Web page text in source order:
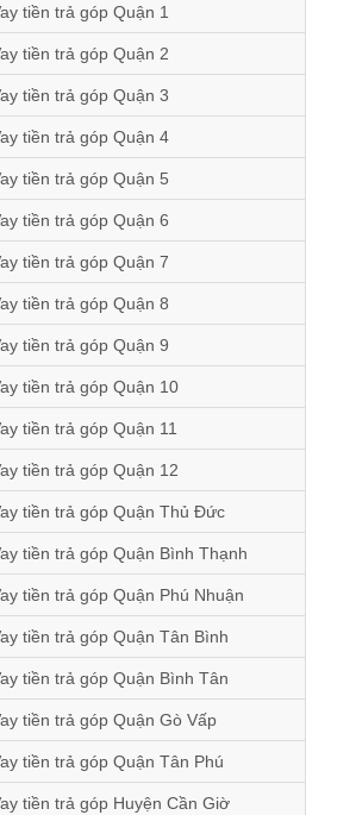
tiền trả góp Quận 1
tiền trả góp Quận 2
tiền trả góp Quận 3
tiền trả góp Quận 4
tiền trả góp Quận 5
tiền trả góp Quận 6
tiền trả góp Quận 7
tiền trả góp Quận 8
tiền trả góp Quận 9
tiền trả góp Quận 10
tiền trả góp Quận 11
tiền trả góp Quận 12
tiền trả góp Quận Thủ Đức
tiền trả góp Quận Bình Thạnh
tiền trả góp Quận Phú Nhuận
tiền trả góp Quận Tân Bình
tiền trả góp Quận Bình Tân
tiền trả góp Quận Gò Vấp
tiền trả góp Quận Tân Phú
tiền trả góp Huyện Cần Giờ